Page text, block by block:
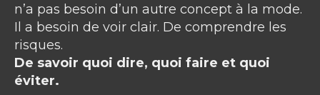
n’a pas besoin d’un autre concept à la mode.
Il a besoin de voir clair. De comprendre les
risques.
De savoir quoi dire, quoi faire et quoi
éviter.